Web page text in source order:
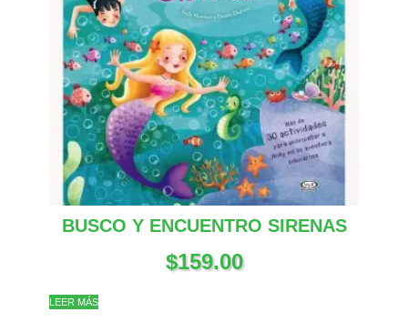
BUSCO Y ENCUENTRO SIRENAS
$159.00
LEER MÁS